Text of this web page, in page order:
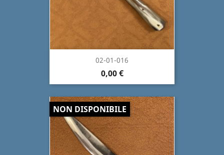
02-01-016
0,00 €
NON DISPONIBILE